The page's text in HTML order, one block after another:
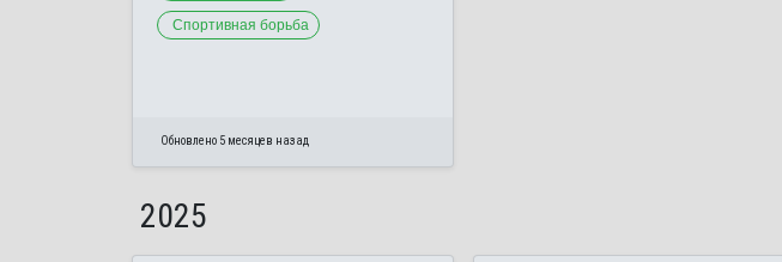
Спортивная борьба
Обновлено 5 месяцев назад
2025